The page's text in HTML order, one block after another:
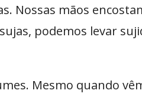
Nossas mãos
podemos levar
Mesmo quando